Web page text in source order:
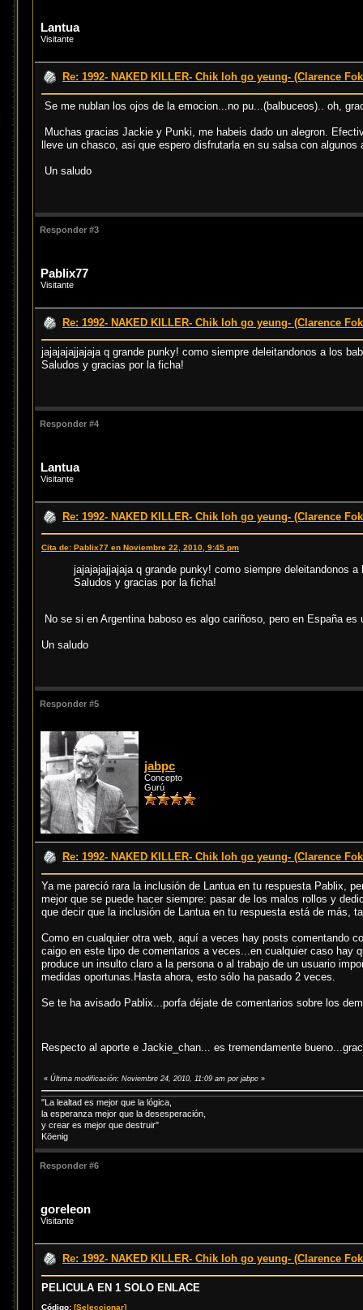
Lantua
Visitante
Re: 1992- NAKED KILLER- Chik loh go yeung- (Clarence
Se me nublan los ojos de la emocion...no pu...(balbuceos).. oh,
Muchas gracias Jackie y Punki, me habeis dado un alegron.
lleve un chasco, asi que espero disfrutarla en su salsa con algunos
Un saludo
Responder #3
Pablix77
Visitante
Re: 1992- NAKED KILLER- Chik loh go yeung- (Clarence
jajajajajjajaja q grande punky! como siempre deleitandonos a los
Saludos y gracias por la ficha!
Responder #4
Lantua
Visitante
Re: 1992- NAKED KILLER- Chik loh go yeung- (Clarence
Cita de: Pablix77 en Noviembre 22, 2010, 9:45 pm
jajajajajjajaja q grande punky! como siempre deleitandonos
Saludos y gracias por la ficha!
No se si en Argentina baboso es algo cariñoso, pero en España es
Un saludo
Responder #5
jabpc
Concepto
Gurú
Re: 1992- NAKED KILLER- Chik loh go yeung- (Clarence
Ya me pareció rara la inclusión de Lantua en tu respuesta Pablix,
mejor que se puede hacer siempre: pasar de los malos rollos y
que decir que la inclusión de Lantua en tu respuesta está de más,
Como en cualquier otra web, aquí a veces hay posts comentando
caigo en este tipo de comentarios a veces...en cualquier caso hay
produce un insulto claro a la persona o al trabajo de un usuario
medidas oportunas.Hasta ahora, esto sólo ha pasado 2 veces.
Se te ha avisado Pablix...porfa déjate de comentarios sobre los
Respecto al aporte e Jackie_chan... es tremendamente
« Última modificación: Noviembre 24, 2010, 11:09 am por jabpc »
"La lealtad es mejor que la lógica,
la esperanza mejor que la desesperación,
y crear es mejor que destruir"
Köenig
Responder #6
goreleon
Visitante
Re: 1992- NAKED KILLER- Chik loh go yeung- (Clarence
PELICULA EN 1 SOLO ENLACE
Código: [Seleccionar]